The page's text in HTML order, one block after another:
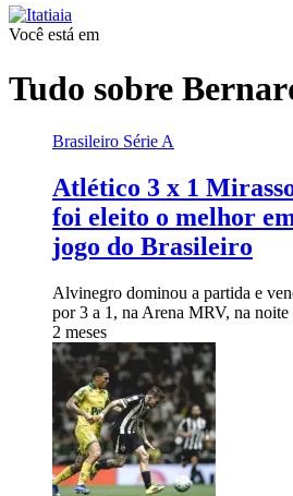
Você está em
Tudo sobre
Brasileiro Série A
Atlético 3 x 1
foi eleito o melhor
jogo do Brasileiro
Alvinegro dominou a partida e
por 3 a 1, na Arena MRV, na noite
2 meses